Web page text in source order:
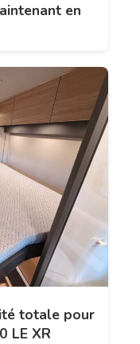
en
totale pour
LE XR